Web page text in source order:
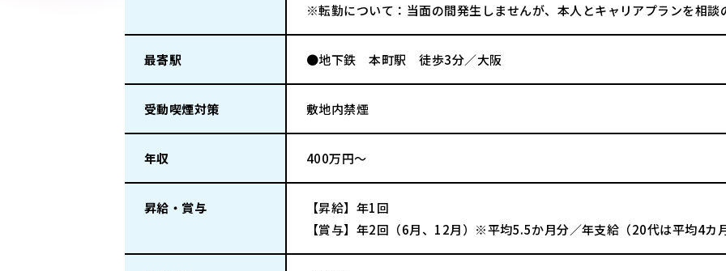
※転勤について：当面の間発生しませんが、本人とキャリアプランを相
最寄駅 ●地下鉄 本町駅 徒歩3分／大阪
受動喫煙対策 敷地内禁煙
年収 400万円～
昇給・賞与
【昇給】年1回
【賞与】年2回（6月、12月）※平均5.5か月分／年支給（20代は平均4カ